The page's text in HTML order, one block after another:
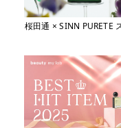
桜田通 × SINN PURETE